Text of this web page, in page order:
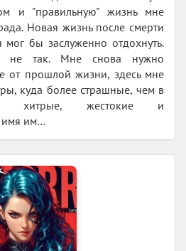
и "правильную" жизнь мне
Новая жизнь после смерти
бы заслуженно отдохнуть.
не так. Мне снова нужно
от прошлой жизни, здесь мне
куда более страшные, чем в
хитрые, жестокие и
имя им…